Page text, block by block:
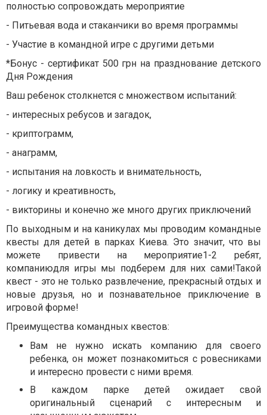
полностью сопровождать мероприятие
- Питьевая вода и стаканчики во время программы
- Участие в командной игре с другими детьми
*Бонус - сертификат 500 грн на празднование детского
Дня Рождения
Ваш ребенок столкнется с множеством испытаний:
- интересных ребусов и загадок,
- криптограмм,
- анаграмм,
- испытания на ловкость и внимательность,
- логику и креативность,
- викторины и конечно же много других приключений
По выходным и на каникулах мы проводим командные
квесты для детей в парках Киева. Это значит, что вы
можете привести на мероприятие1-2 ребят,
компаниюдля игры мы подберем для них сами!Такой
квест - это не только развлечение, прекрасный отдых и
новые друзья, но и познавательное приключение в
игровой форме!
Преимущества командных квестов:
Вам не нужно искать компанию для своего
ребенка, он может познакомиться с ровесниками
и интересно провести с ними время.
В каждом парке детей ожидает свой
оригинальный сценарий с интересным и